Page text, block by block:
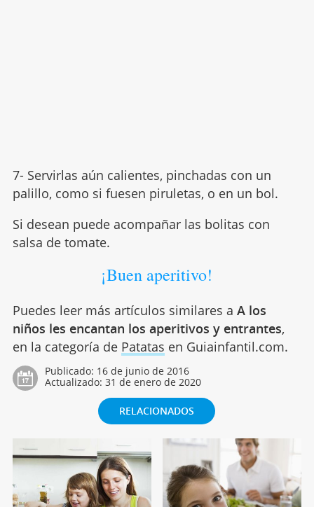
7- Servirlas aún calientes, pinchadas con un
palillo, como si fuesen piruletas, o en un bol.
Si desean puede acompañar las bolitas con
salsa de tomate.
¡Buen aperitivo!
Puedes leer más artículos similares a A los
niños les encantan los aperitivos y entrantes,
en la categoría de Patatas en Guiainfantil.com.
Publicado: 16 de junio de 2016
Actualizado: 31 de enero de 2020
RELACIONADOS